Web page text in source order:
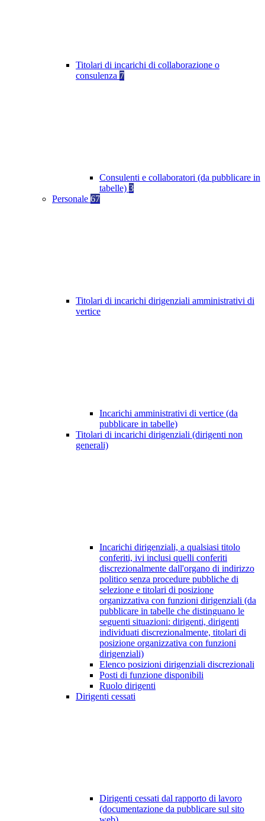
Titolari di incarichi di collaborazione o
consulenza 7
Consulenti e collaboratori (da pubblicare in
tabelle) 3
Personale 67
Titolari di incarichi dirigenziali amministrativi di
vertice
Incarichi amministrativi di vertice (da
pubblicare in tabelle)
Titolari di incarichi dirigenziali (dirigenti non
generali)
Incarichi dirigenziali, a qualsiasi titolo
conferiti, ivi inclusi quelli conferiti
discrezionalmente dall'organo di indirizzo
politico senza procedure pubbliche di
selezione e titolari di posizione
organizzativa con funzioni dirigenziali (da
pubblicare in tabelle che distinguano le
seguenti situazioni: dirigenti, dirigenti
individuati discrezionalmente, titolari di
posizione organizzativa con funzioni
dirigenziali)
Elenco posizioni dirigenziali discrezionali
Posti di funzione disponibili
Ruolo dirigenti
Dirigenti cessati
Dirigenti cessati dal rapporto di lavoro
(documentazione da pubblicare sul sito